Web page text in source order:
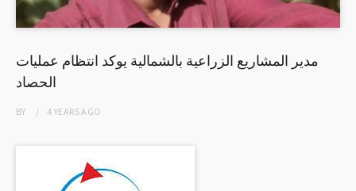
مدير المشاريع الزراعية بالشمالية يوكد انتظام عمليات
الحصاد
BY 4 YEARSAGO